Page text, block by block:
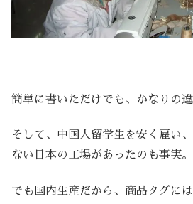
簡単に書いただけでも、かなりの違
そして、中国人留学生を安く雇い
ない日本の工場があったのも事実。
でも国内生産だから、商品タグに